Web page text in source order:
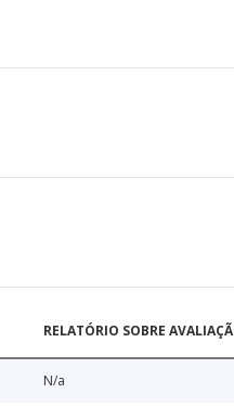
RELATÓRIO SOBRE
N/a